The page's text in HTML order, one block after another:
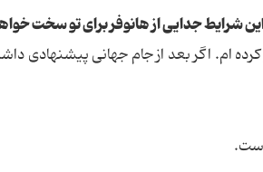
شرایط جدایی از هانوفر برای تو سخت
ام. اگر بعد از جام جهانی پیشنهادی